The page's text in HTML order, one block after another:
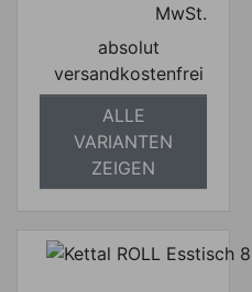
MwSt.
absolut
versandkostenfrei
ALLE
VARIANTEN
ZEIGEN